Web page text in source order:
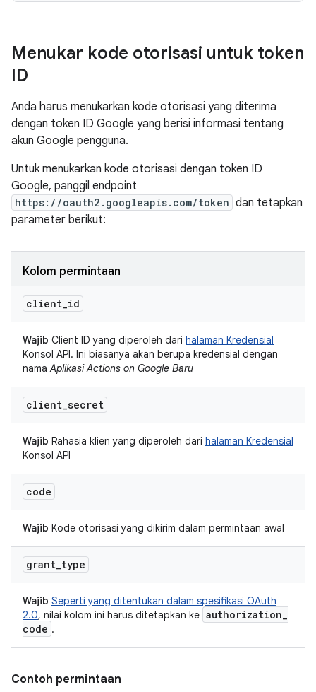
Menukar kode otorisasi untuk token
ID
Anda harus menukarkan kode otorisasi yang diterima
dengan token ID Google yang berisi informasi tentang
akun Google pengguna.
Untuk menukarkan kode otorisasi dengan token ID
Google, panggil endpoint
https://oauth2.googleapis.com/token dan tetapkan
parameter berikut:
Kolom permintaan
client_id
Wajib Client ID yang diperoleh dari halaman Kredensial
Konsol API. Ini biasanya akan berupa kredensial dengan
namaAplikasi Actions on Google Baru
client_secret
Wajib Rahasia klien yang diperoleh dari halaman Kredensial
Konsol API
code
Wajib Kode otorisasi yang dikirim dalam permintaan awal
grant_type
Wajib Seperti yang ditentukan dalam spesifikasi OAuth
2.0, nilai kolom ini harus ditetapkan ke authorization_
code .
Contoh permintaan